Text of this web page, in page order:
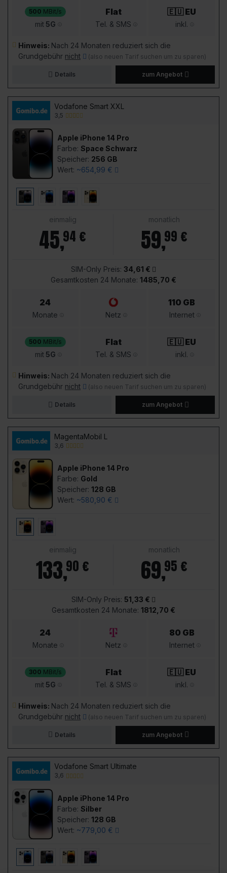
500 MBit/s
mit5G
Flat
Tel. & SMS
🇪🇺 EU
inkl.
Hinweis: Nach 24 Monaten reduziert sich die
Grundgebühr nicht (also neuen Tarif suchen um zu sparen)
Details zum Angebot
Vodafone Smart XXL
3,5
Apple iPhone 14 Pro
Farbe: Space Schwarz
Speicher: 256 GB
Wert: ~654,99 €
einmalig
45,94 €
monatlich
59,99 €
SIM-Only Preis: 34,61 €
Gesamtkosten 24 Monate: 1485,70 €
24
Monate Netz
110 GB
Internet
500 MBit/s
mit5G
Flat
Tel. & SMS
🇪🇺 EU
inkl.
Hinweis: Nach 24 Monaten reduziert sich die
Grundgebühr nicht (also neuen Tarif suchen um zu sparen)
Details zum Angebot
MagentaMobil L
3,6
Apple iPhone 14 Pro
Farbe: Gold
Speicher:128 GB
Wert: ~580,90 €
einmalig
133,90 €
monatlich
69,95 €
SIM-Only Preis: 51,33 €
Gesamtkosten 24 Monate: 1812,70 €
24
Monate Netz
80 GB
Internet
300 MBit/s
mit5G
Flat
Tel. & SMS
🇪🇺 EU
inkl.
Hinweis: Nach 24 Monaten reduziert sich die
Grundgebühr nicht (also neuen Tarif suchen um zu sparen)
Details zum Angebot
Vodafone Smart Ultimate
3,6
Apple iPhone 14 Pro
Farbe: Silber
Speicher:128 GB
Wert: ~779,00 €